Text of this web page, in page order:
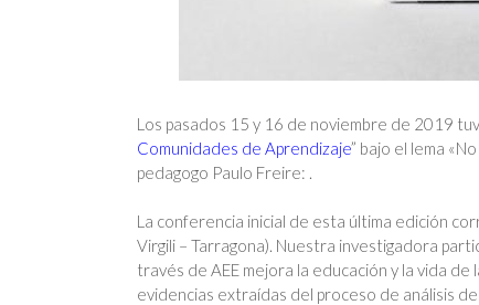
Los pasados 15 y 16 de noviembre de 2019
Comunidades de Aprendizaje” bajo el lema
pedagogo Paulo Freire: .
La conferencia inicial de esta última edición
Virgili – Tarragona). Nuestra investigadora
través de AEE mejora la educación y la vida
evidencias extraídas del proceso de análisis de